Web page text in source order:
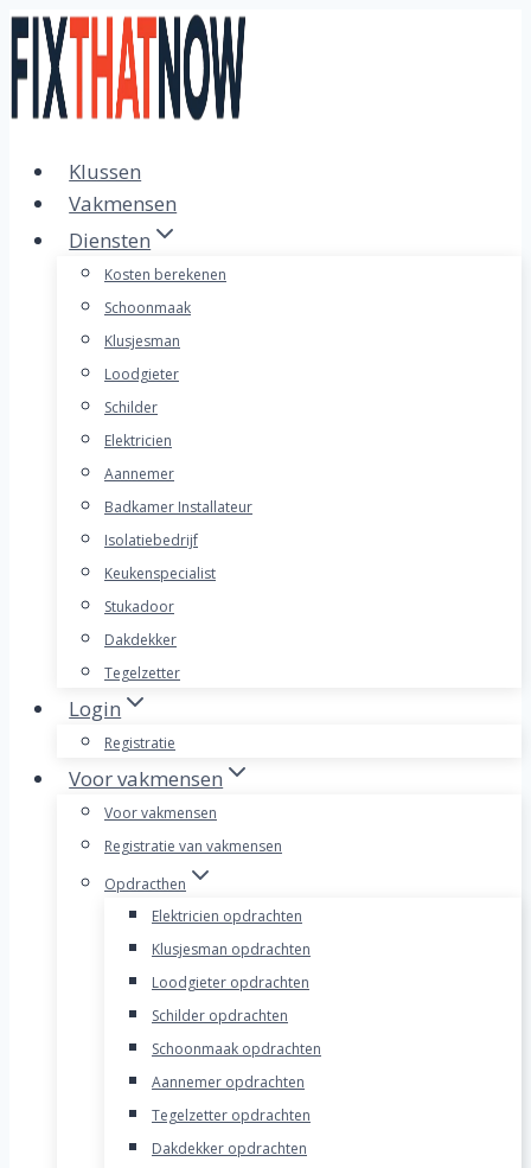
Doorgaan
naar
inhoud
Klussen
Vakmensen
Diensten
Kosten berekenen
Schoonmaak
Klusjesman
Loodgieter
Schilder
Elektricien
Aannemer
Badkamer Installateur
Isolatiebedrijf
Keukenspecialist
Stukadoor
Dakdekker
Tegelzetter
Login
Registratie
Voor vakmensen
Voor vakmensen
Registratie van vakmensen
Opdracthen
Elektricien opdrachten
Klusjesman opdrachten
Loodgieter opdrachten
Schilder opdrachten
Schoonmaak opdrachten
Aannemer opdrachten
Tegelzetter opdrachten
Dakdekker opdrachten